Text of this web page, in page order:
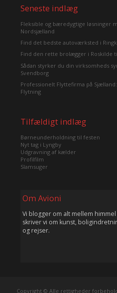
Seneste indlæg
Fleksible og bæredygtige løsninger
Nordsjælland
Find det bedste autoværksted i
Find den rette brolægger i Roskilde
Sådan styrker du din virksomheds
Svendborg
Professionelt Flyttefirma på
Flytning
Tilfældigt indlæg
Børneunderholdning til festen
Nyt tag i Lyngby
Udgravning af kælder
Profilfilm
Slamsuger
Om Avioni
Vi blogger om alt mellem
skriver vi om kunst,
og rejser.
Copyright © Alle rettigheder